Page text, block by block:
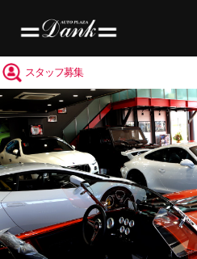
スタッフ募集